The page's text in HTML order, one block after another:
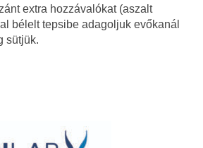
extra hozzávalókat (aszalt
bélelt tepsibe adagoljuk evőkanál
sütjük.